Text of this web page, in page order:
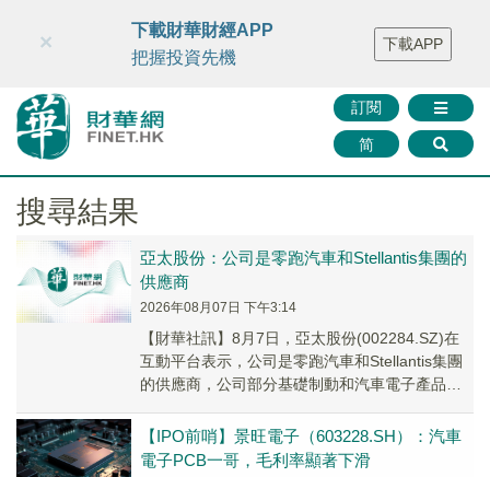
財華智庫網 FINTV FINMETA 財華證券 媒體矩陣
智庫沙龍
聯絡我們
訂閱
简
×
下載財華財經APP
把握投資先機
下載APP
搜尋結果
亞太股份：公司是零跑汽車和Stellantis集團的
供應商
2026年08月07日 下午3:14
【財華社訊】8月7日，亞太股份(002284.SZ)在
互動平台表示，公司是零跑汽車和Stellantis集團
的供應商，公司部分基礎制動和汽車電子產品配
【IPO前哨】景旺電子（603228.SH）：汽車
電子PCB一哥，毛利率顯著下滑